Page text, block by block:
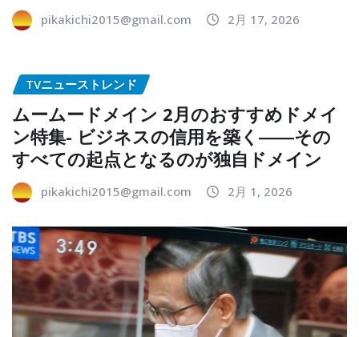
pikakichi2015@gmail.com 2月 17, 2026
TVニューストレンド
ムームードメイン 2月のおすすめドメイ
ン特集- ビジネスの信用を築く――その
すべての起点となるのが独自ドメイン
pikakichi2015@gmail.com 2月 1, 2026